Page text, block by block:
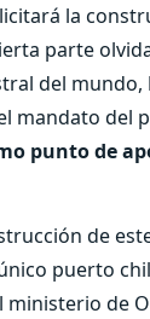
la
parte
del mundo,
mandato del
punto de
de
puerto
de